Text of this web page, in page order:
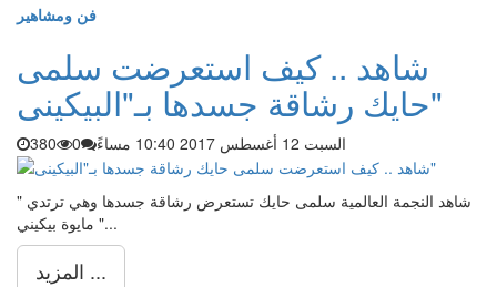
فن ومشاهير
شاهد .. كيف استعرضت سلمى
حايك رشاقة جسدها بـ"البيكينى"
السبت 12 أغسطس 2017 10:40 مساءً 0
380
شاهد النجمة العالمية سلمى حايك تستعرض رشاقة جسدها وهي ترتدي "
مايوة بيكيني "...
المزيد ...